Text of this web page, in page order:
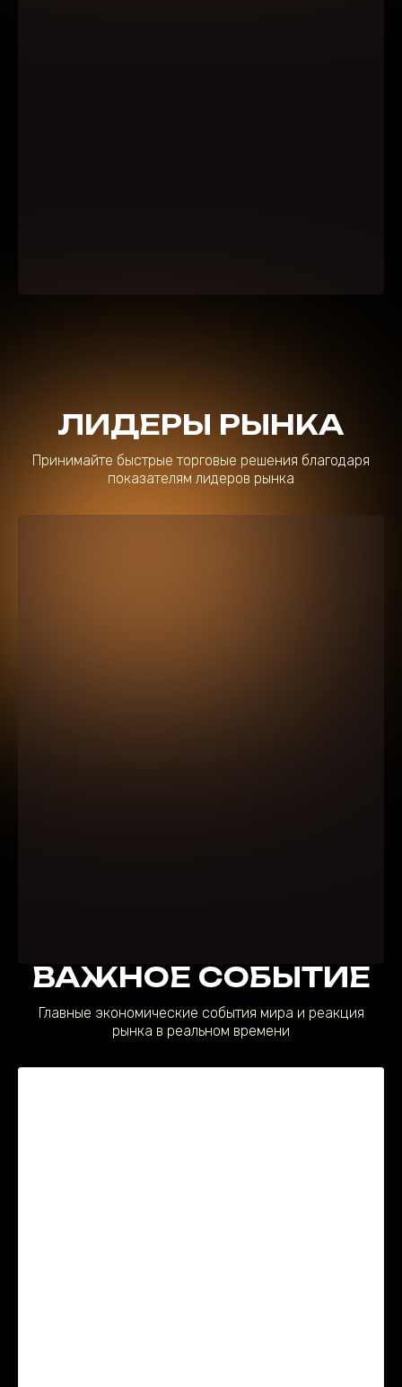
ЛИДЕРЫ РЫНКА
Принимайте быстрые торговые решения благодаря
показателям лидеров рынка
ВАЖНОЕ СОБЫТИЕ
Главные экономические события мира и реакция
рынка в реальном времени